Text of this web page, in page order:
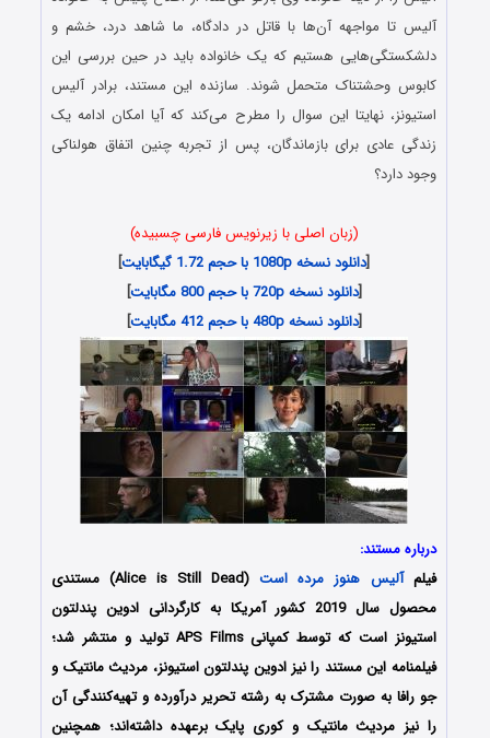
آلیس تا مواجهه آن‌ها با قاتل در دادگاه، ما شاهد درد، خشم و
دلشکستگی‌هایی هستیم که یک خانواده باید در حین بررسی این
کابوس وحشتناک متحمل شوند. سازنده این مستند، برادر آلیس
استیونز، نهایتا این سوال را مطرح می‌کند که آیا امکان ادامه یک
زندگی عادی برای بازماندگان، پس از تجربه چنین اتفاق هولناکی
وجود دارد؟
(زبان اصلی با زیرنویس فارسی چسبیده)
[دانلود نسخه 1080p با حجم 1.72 گیگابایت
]
[دانلود نسخه 720p با حجم 800 مگابایت
]
[دانلود نسخه 480p با حجم 412 مگابایت ]
درباره مستند:
فیلمآلیس هنوز مرده است
(Alice is Still Dead) مستندی
محصول سال 2019 کشور آمریکا به کارگردانی ادوین پندلتون
استیونز است که توسط کمپانی APS Films تولید و منتشر شد؛
فیلمنامه این مستند را نیز ادوین پندلتون استیونز، مردیث مانتیک و
جو رافا به صورت مشترک به رشته تحریر درآورده و تهیه‌کنندگی آن
را نیز مردیث مانتیک و کوری پایک برعهده داشته‌اند؛ همچنین